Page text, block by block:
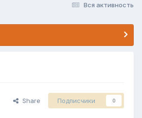
Вся активность
Share Подписчики 0